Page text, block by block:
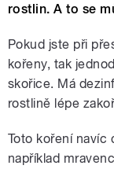
rostlin. A to se
Pokud jste při
kořeny, tak
skořice. Má
rostlině lépe
Toto koření navíc
například